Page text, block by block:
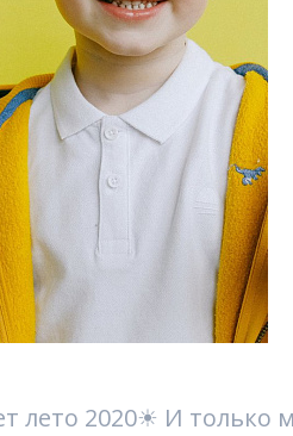
лето 2020☀ И